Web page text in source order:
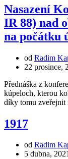
Nasazení
IR 88) nad
na počátku
od Radim
22 prosince,
Přednáška z
kúpeloch, kterou
díky tomu
1917
od Radim
5 dubna,